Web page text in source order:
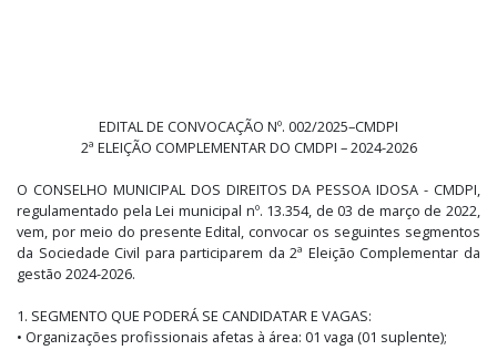
EDITAL DE CONVOCAÇÃO Nº. 002/2025–CMDPI
2ª ELEIÇÃO COMPLEMENTAR DO CMDPI – 2024-2026
O CONSELHO MUNICIPAL DOS DIREITOS DA PESSOA IDOSA - CMDPI,
regulamentado pela Lei municipal nº. 13.354, de 03 de março de 2022,
vem, por meio do presente Edital, convocar os seguintes segmentos
da Sociedade Civil para participarem da 2ª Eleição Complementar da
gestão 2024-2026.
1. SEGMENTO QUE PODERÁ SE CANDIDATAR E VAGAS:
• Organizações profissionais afetas à área: 01 vaga (01 suplente);